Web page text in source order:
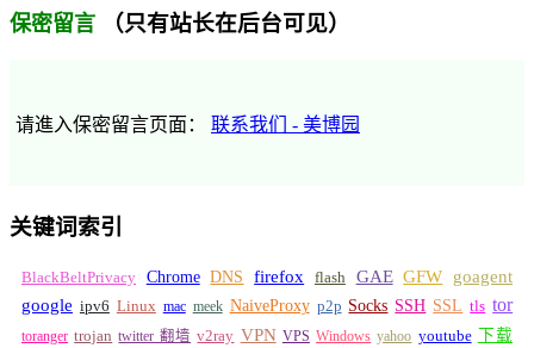
保密留言 （只有站长在后台可见）
请進入保密留言页面： 联系我们 - 美博园
关键词索引
BlackBeltPrivacy Chrome DNS firefox flash GAE GFW
goagent
google ipv6 Linux mac meek NaiveProxy p2p Socks SSH SSL tls tor
toranger trojan twitter 翻墙 v2ray VPN VPS Windows yahoo youtube 下载